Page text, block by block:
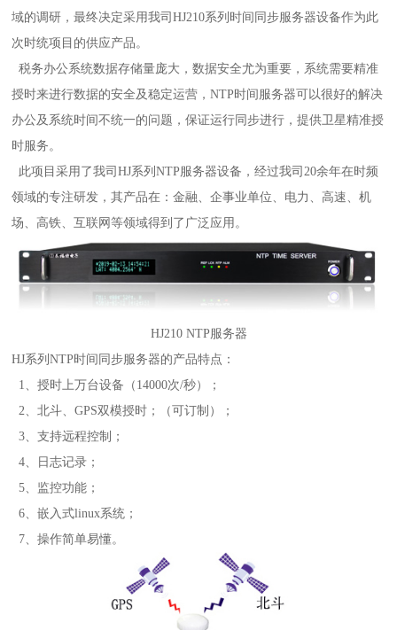
域的调研，最终决定采用我司HJ210系列时间同步服务器设备作为此
次时统项目的供应产品。
税务办公系统数据存储量庞大，数据安全尤为重要，系统需要精准
授时来进行数据的安全及稳定运营，NTP时间服务器可以很好的解决
办公及系统时间不统一的问题，保证运行同步进行，提供卫星精准授
时服务。
此项目采用了我司HJ系列NTP服务器设备，经过我司20余年在时频
领域的专注研发，其产品在：金融、企事业单位、电力、高速、机
场、高铁、互联网等领域得到了广泛应用。
HJ210 NTP服务器
HJ系列NTP时间同步服务器的产品特点：
1、授时上万台设备（14000次/秒）；
2、北斗、GPS双模授时；（可订制）；
3、支持远程控制；
4、日志记录；
5、监控功能；
6、嵌入式linux系统；
7、操作简单易懂。